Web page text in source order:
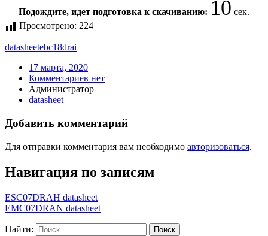
Подождите, идет подготовка к скачиванию: 10 сек.
Просмотрено: 224
datasheetebc18drai
17 марта, 2020
Комментариев нет
Администратор
datasheet
Добавить комментарий
Для отправки комментария вам необходимо авторизоваться.
Навигация по записям
ESC07DRAH datasheet
EMC07DRAN datasheet
Найти: